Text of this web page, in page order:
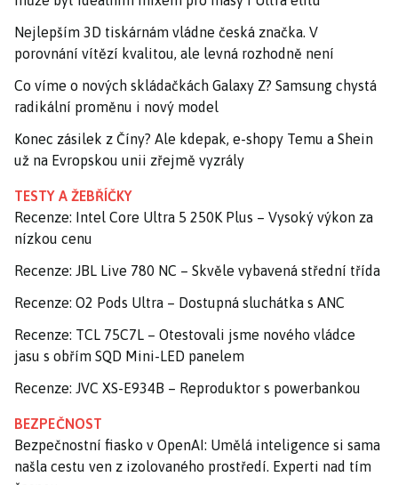
Nejlepším 3D tiskárnám vládne česká značka. V
porovnání vítězí kvalitou, ale levná rozhodně není
Co víme o nových skládačkách Galaxy Z? Samsung chystá
radikální proměnu i nový model
Konec zásilek z Číny? Ale kdepak, e-shopy Temu a Shein
už na Evropskou unii zřejmě vyzrály
TESTY A ŽEBŘÍČKY
Recenze: Intel Core Ultra 5 250K Plus – Vysoký výkon za
nízkou cenu
Recenze: JBL Live 780 NC – Skvěle vybavená střední třída
Recenze: O2 Pods Ultra – Dostupná sluchátka s ANC
Recenze: TCL 75C7L – Otestovali jsme nového vládce
jasu s obřím SQD Mini-LED panelem
Recenze: JVC XS-E934B – Reproduktor s powerbankou
BEZPEČNOST
Bezpečnostní fiasko v OpenAI: Umělá inteligence si sama
našla cestu ven z izolovaného prostředí. Experti nad tím